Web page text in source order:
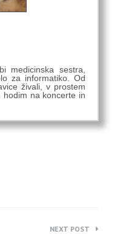
medicinska sestra,
za informatiko. Od
živali, v prostem
na koncerte in
NEXT POST